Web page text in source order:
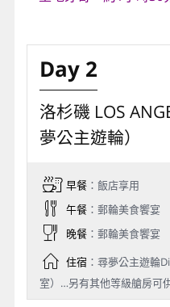
Day 2
洛杉磯 LOS
夢公主遊輪）
早餐：飯店享用
午餐：郵輪美食饗宴
晚餐：郵輪美食饗宴
住宿：尋夢公主遊輪
室）…另有其他等級艙房可